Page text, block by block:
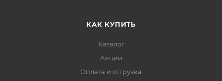
КАК КУПИТЬ
Каталог
Акции
Оплата и отгрузка